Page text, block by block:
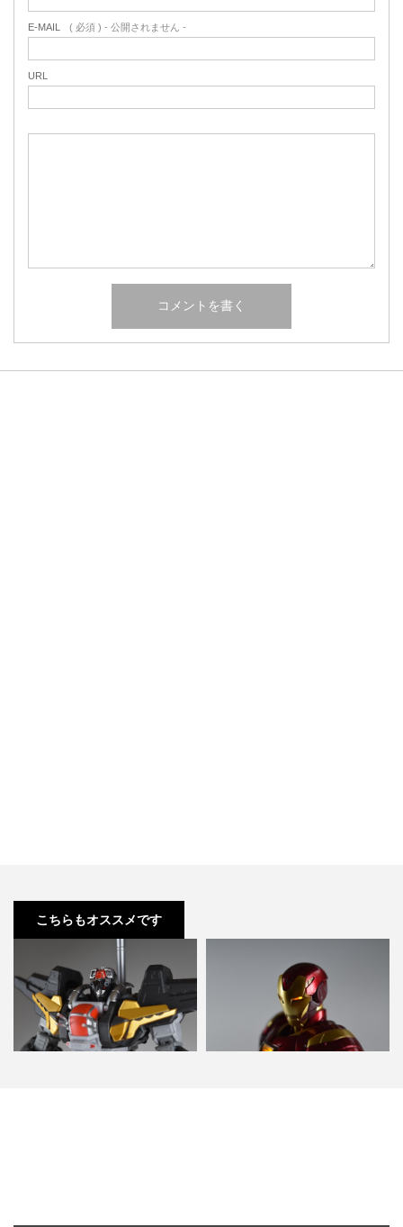
E-MAIL ( 必須 ) - 公開されません -
URL
こちらもオススメです